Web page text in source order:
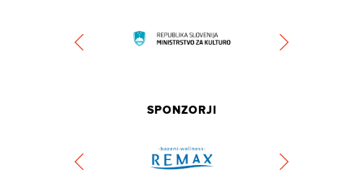
SPONZORJI